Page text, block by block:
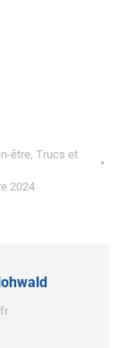
être, Trucs et
2024